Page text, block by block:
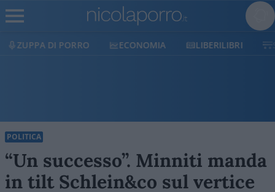
ECONOMIA LIBERILIBRI SHOP SOSTIENICI
POLITICA
“Un successo”. Minniti manda
in tilt Schlein&co sul vertice